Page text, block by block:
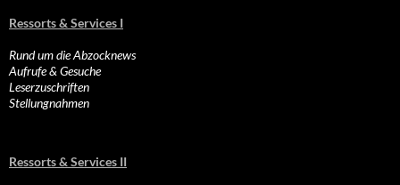
Ressorts & Services I
Rund um die Abzocknews
Aufrufe & Gesuche
Leserzuschriften
Stellungnahmen
Ressorts & Services II